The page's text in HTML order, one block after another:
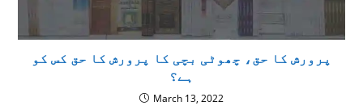
پرورش کا حق، چھوٹی بچی کا پرورش کا حق کس کو
ہے؟
March 13, 2022